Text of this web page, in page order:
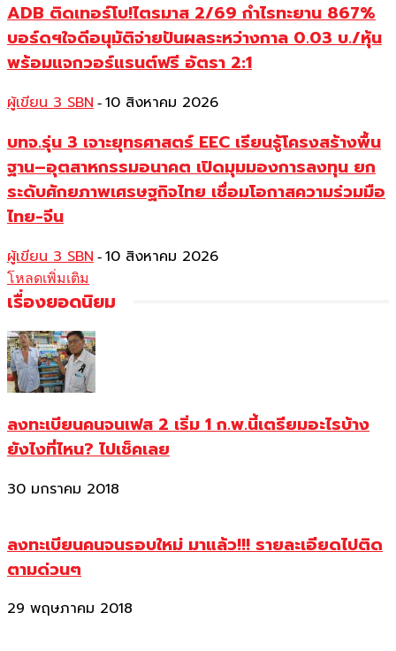
ADB ติดเทอร์โบ!ไตรมาส 2/69 กำไรทะยาน 867%
บอร์ดฯใจดีอนุมัติจ่ายปันผลระหว่างกาล 0.03 บ./หุ้น
พร้อมแจกวอร์แรนต์ฟรี อัตรา 2:1
ผู้เขียน 3 SBN - 10 สิงหาคม 2026
บทจ.รุ่น 3 เจาะยุทธศาสตร์ EEC เรียนรู้โครงสร้างพื้น
ฐาน–อุตสาหกรรมอนาคต เปิดมุมมองการลงทุน ยก
ระดับศักยภาพเศรษฐกิจไทย เชื่อมโอกาสความร่วมมือ
ไทย-จีน
ผู้เขียน 3 SBN - 10 สิงหาคม 2026
โหลดเพิ่มเติม
เรื่องยอดนิยม
ลงทะเบียนคนจนเฟส 2 เริ่ม 1 ก.พ.นี้เตรียมอะไรบ้าง
ยังไงที่ไหน? ไปเช็คเลย
30 มกราคม 2018
ลงทะเบียนคนจนรอบใหม่ มาแล้ว!!! รายละเอียดไปติด
ตามด่วนๆ
29 พฤษภาคม 2018